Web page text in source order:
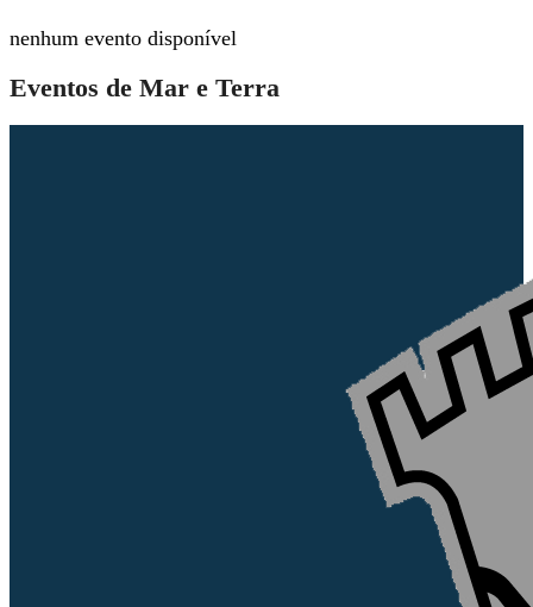
nenhum evento disponível
Eventos de Mar e Terra